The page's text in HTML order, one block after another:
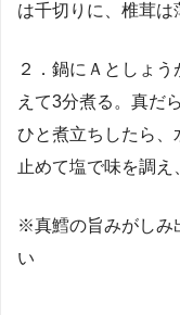
は千切りに、椎茸は
２．鍋にＡとしょ
えて3分煮る。真だ
ひと煮立ちしたら、
止めて塩で味を調え
※真鱈の旨みがしみ
い